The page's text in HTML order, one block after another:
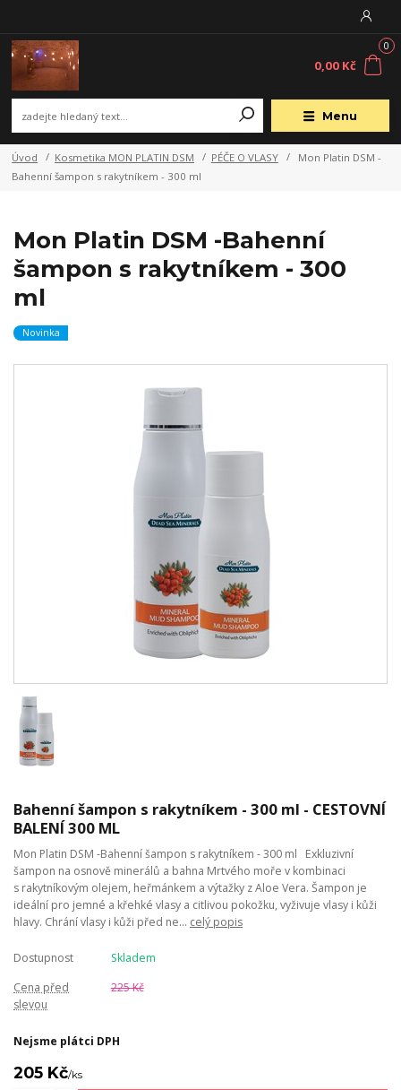
Menu
0
0,00 Kč
Úvod Kosmetika MON PLATIN DSM PÉČE O VLASY
Mon Platin DSM -
Bahenní šampon s rakytníkem - 300 ml
Mon Platin DSM -Bahenní
šampon s rakytníkem - 300
ml
Novinka
Bahenní šampon s rakytníkem - 300 ml - CESTOVNÍ
BALENÍ 300 ML
Mon Platin DSM -Bahenní šampon s rakytníkem - 300 ml Exkluzivní
šampon na osnově minerálů a bahna Mrtvého moře v kombinaci
s rakytníkovým olejem, heřmánkem a výtažky z Aloe Vera. Šampon je
ideální pro jemné a křehké vlasy a citlivou pokožku, vyživuje vlasy i kůži
hlavy. Chrání vlasy i kůži před ne... celý popis
Dostupnost
Skladem
Cena před
slevou
225 Kč
Nejsme plátci DPH
205 Kč/ks